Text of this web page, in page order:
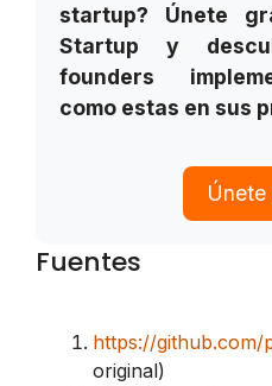
startup? Únete
Startup y
founders
como estas en sus
Únete
Fuentes
https://
original)